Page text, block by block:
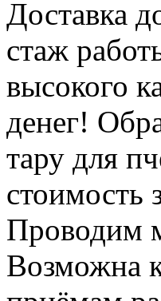
стаж
высокого
денег!
тару для
Проводим
Возможна